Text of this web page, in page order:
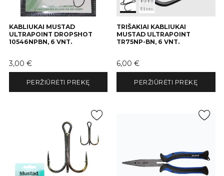
KABLIUKAI MUSTAD
ULTRAPOINT DROPSHOT
10546NPBN, 6 VNT.
Kaina
3,00 €
PERŽIŪRĖTI PREKĘ
TRIŠAKIAI KABLIUKAI
MUSTAD ULTRAPOINT
TR75NP-BN, 6 VNT.
Kaina
6,00 €
PERŽIŪRĖTI PREKĘ